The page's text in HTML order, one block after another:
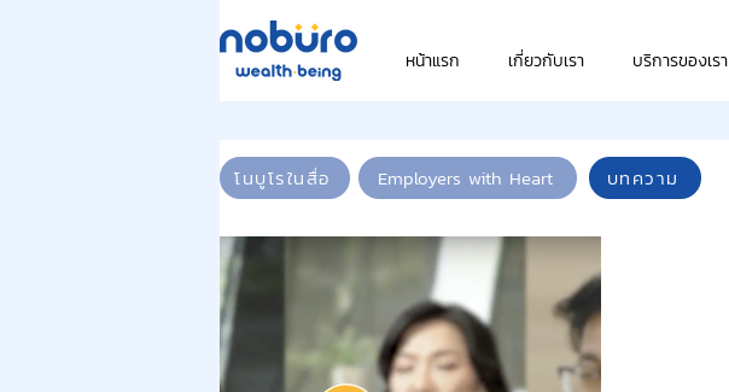
หน้าแรก เกี่ยวกับเรา บริการของเรา
บทความ
โนบูโรในสื่อ Employers with Heart